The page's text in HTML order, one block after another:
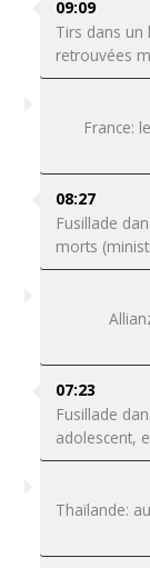
09:09
Tirs dans un
retrouvées
France:
08:27
Fusillade
morts
07:23
Fusillade
adolescent,
Thaïlande: